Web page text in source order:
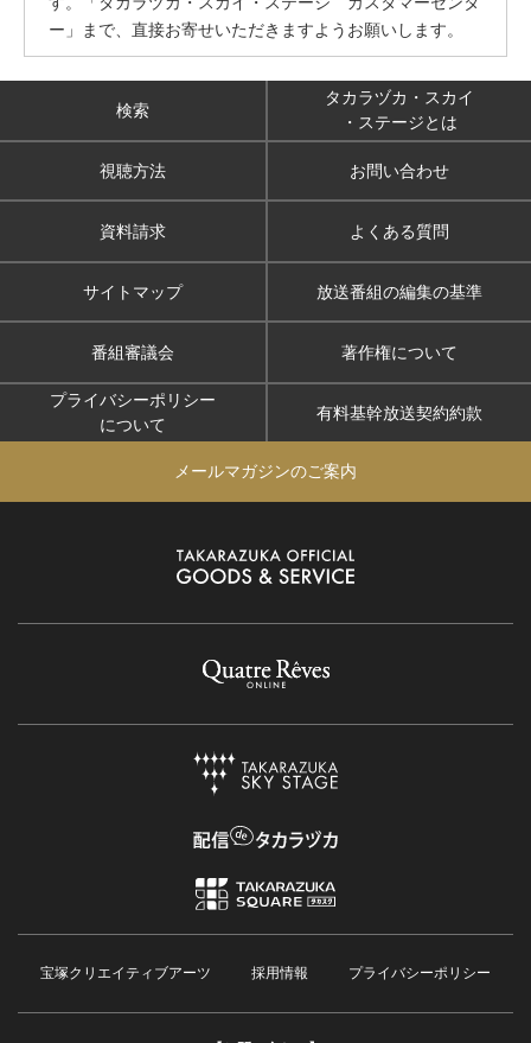
ー」まで、直接お寄せいただきますようお願いします。
検索
タカラヅカ・スカイ
・ステージとは
視聴方法 お問い合わせ
資料請求 よくある質問
サイトマップ 放送番組の編集の基準
番組審議会 著作権について
プライバシーポリシー
について
有料基幹放送契約約款
メールマガジンのご案内
宝塚クリエイティブアーツ 採用情報 プライバシーポリシー